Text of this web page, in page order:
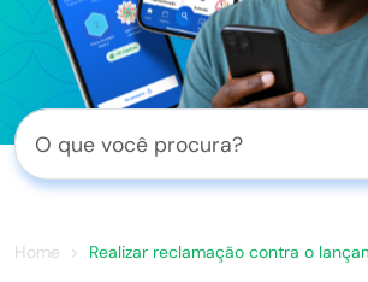
Home Realizar reclamação contra o